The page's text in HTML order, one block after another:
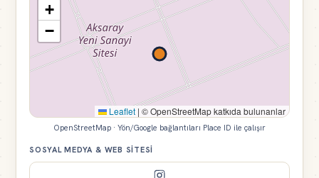
+
−
Leaflet | © OpenStreetMap katkıda bulunanlar
OpenStreetMap · Yön/Google bağlantıları Place ID ile çalışır
SOSYAL MEDYA & WEB SITESI